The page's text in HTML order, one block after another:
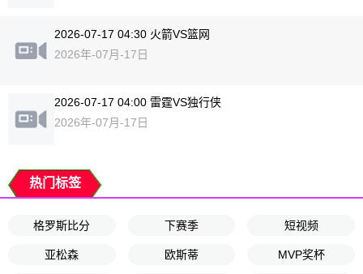
2026-07-17 04:30 火箭VS篮网
2026年-07月-17日
2026-07-17 04:00 雷霆VS独行侠
2026年-07月-17日
热门标签
格罗斯比分 下赛季 短视频
亚松森 欧斯蒂 MVP奖杯